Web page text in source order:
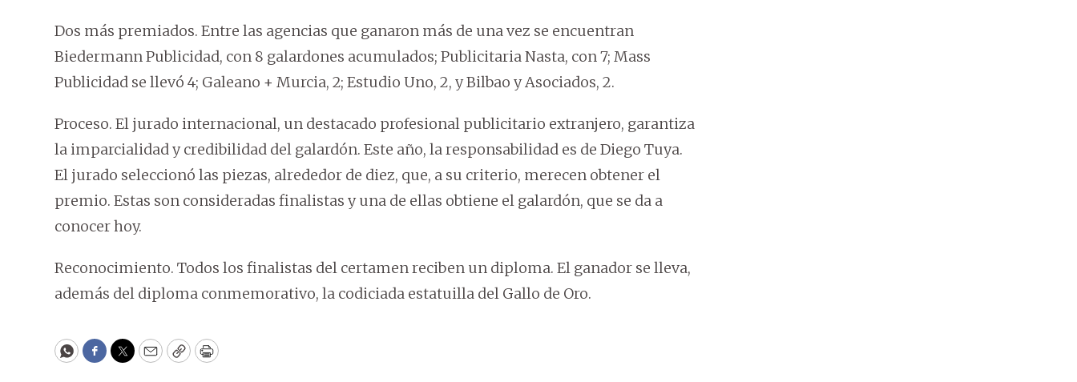
Dos más premiados. Entre las agencias que ganaron más de una vez se encuentran
Biedermann Publicidad, con 8 galardones acumulados; Publicitaria Nasta, con 7; Mass
Publicidad se llevó 4; Galeano + Murcia, 2; Estudio Uno, 2, y Bilbao y Asociados, 2.
Proceso. El jurado internacional, un destacado profesional publicitario extranjero, garantiza
la imparcialidad y credibilidad del galardón. Este año, la responsabilidad es de Diego Tuya.
El jurado seleccionó las piezas, alrededor de diez, que, a su criterio, merecen obtener el
premio. Estas son consideradas finalistas y una de ellas obtiene el galardón, que se da a
conocer hoy.
Reconocimiento. Todos los finalistas del certamen reciben un diploma. El ganador se lleva,
además del diploma conmemorativo, la codiciada estatuilla del Gallo de Oro.
WhatsApp
Facebook
Twitter
EmailCopyPrint